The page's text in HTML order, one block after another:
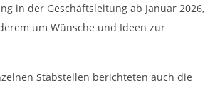
in der Geschäftsleitung ab Januar 2026,
um Wünsche und Ideen zur
Stabstellen berichteten auch die